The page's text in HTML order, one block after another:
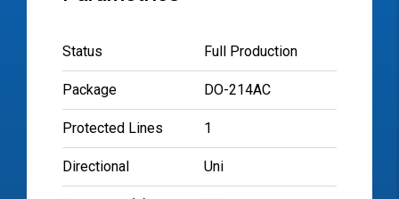
Status Full Production
Package DO-214AC
Protected Lines 1
Directional Uni